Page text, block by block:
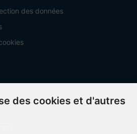
des données
des cookies et d'autres